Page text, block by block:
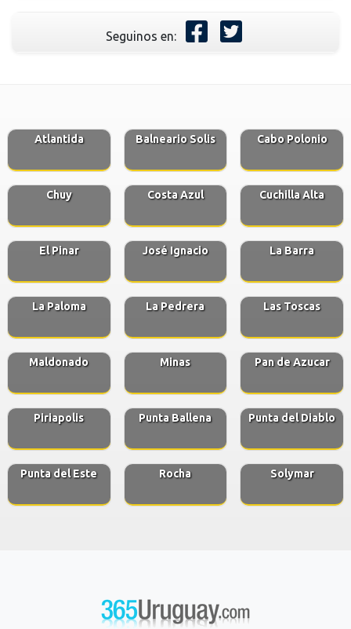
Seguinos en:
Atlantida Balneario Solis Cabo Polonio
Chuy Costa Azul Cuchilla Alta
El Pinar José Ignacio La Barra
La Paloma La Pedrera Las Toscas
Maldonado Minas Pan de Azucar
Piriapolis Punta Ballena Punta del Diablo
Punta del Este Rocha Solymar